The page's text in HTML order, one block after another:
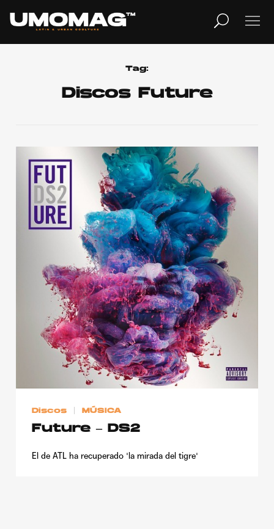
Home
Cover Story
Publicidad
Contacto
Aviso Legal
© 2015-2022 UMOMAG. PROPIEDAD DE UMO agency. TODOS LOS
DERECHOS RESERVADOS.
Tag:
Discos Future
Discos MÚSICA
Future – DS2
El de ATL ha recuperado 'la mirada del tigre'